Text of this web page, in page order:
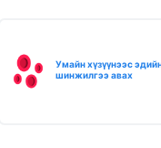
Умайн хүзүүнээс
шинжилгээ авах